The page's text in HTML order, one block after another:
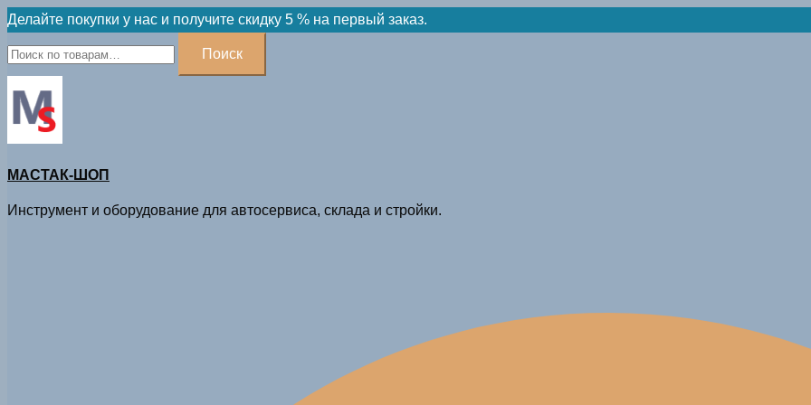
Skip
to
content
Делайте покупки у нас и получите скидку 5 % на первый заказ.
Искать:
Поиск
МАСТАК-ШОП
Инструмент и оборудование для автосервиса, склада и стройки.